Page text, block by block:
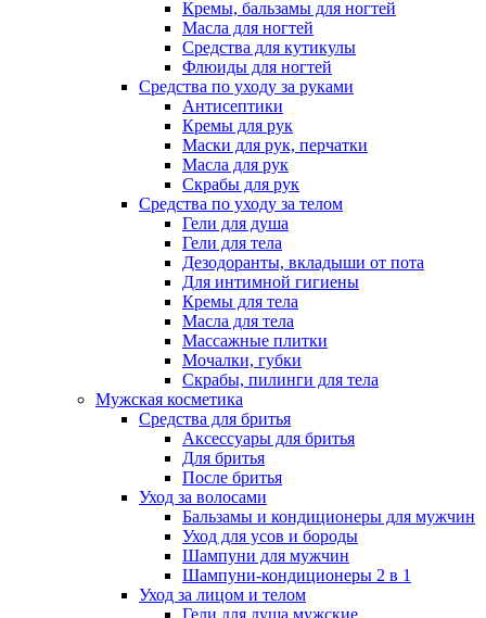
Кремы, бальзамы для ногтей
Масла для ногтей
Средства для кутикулы
Флюиды для ногтей
Средства по уходу за руками
Антисептики
Кремы для рук
Маски для рук, перчатки
Масла для рук
Скрабы для рук
Средства по уходу за телом
Гели для душа
Гели для тела
Дезодоранты, вкладыши от пота
Для интимной гигиены
Кремы для тела
Масла для тела
Массажные плитки
Мочалки, губки
Скрабы, пилинги для тела
Мужская косметика
Средства для бритья
Аксессуары для бритья
Для бритья
После бритья
Уход за волосами
Бальзамы и кондиционеры для мужчин
Уход для усов и бороды
Шампуни для мужчин
Шампуни-кондиционеры 2 в 1
Уход за лицом и телом
Гели для душа мужские